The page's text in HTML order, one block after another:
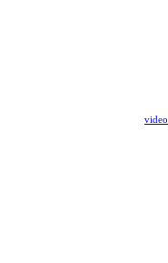
video